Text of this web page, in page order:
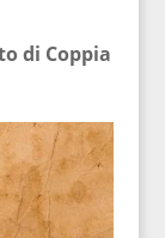
di Coppia